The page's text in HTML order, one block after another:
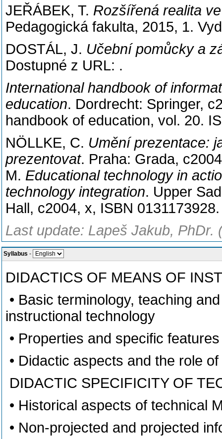
JEŘÁBEK, T. Rozšířená realita
Pedagogická fakulta, 2015, 1.
DOSTÁL, J. Učební pomůcky a
Dostupné z URL: .
International handbook of
education. Dordrecht: Springer,
handbook of education, vol. 20.
NÖLLKE, C. Umění prezentace:
prezentovat. Praha: Grada,
M. Educational technology in
technology integration. Upper
Hall, c2004, x, ISBN 0131173928.
Last update: Lapeš Jakub, PhDr.
Syllabus -
DIDACTICS OF MEANS OF
• Basic terminology, teaching
instructional technology
• Properties and specific
• Didactic aspects and the role
DIDACTIC SPECIFICITY OF
• Historical aspects of technical
• Non-projected and projected